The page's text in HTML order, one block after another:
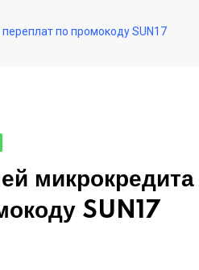
по промокоду SUN17
SUN17